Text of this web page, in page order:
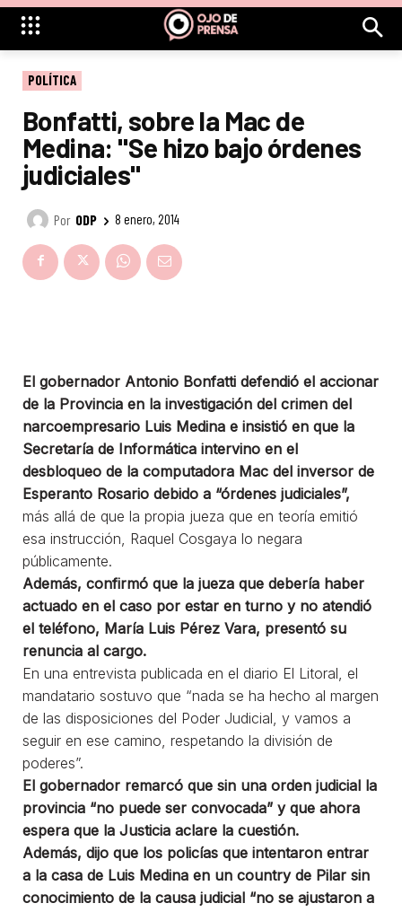
POLÍTICA
Bonfatti, sobre la Mac de
Medina: "Se hizo bajo órdenes
judiciales"
Por ODP 8 enero, 2014
El gobernador Antonio Bonfatti defendió el accionar
de la Provincia en la investigación del crimen del
narcoempresario Luis Medina e insistió en que la
Secretaría de Informática intervino en el
desbloqueo de la computadora Mac del inversor de
Esperanto Rosario debido a “órdenes judiciales”,
más allá de que la propia jueza que en teoría emitió
esa instrucción, Raquel Cosgaya lo negara
públicamente.
Además, confirmó que la jueza que debería haber
actuado en el caso por estar en turno y no atendió
el teléfono, María Luis Pérez Vara, presentó su
renuncia al cargo.
En una entrevista publicada en el diario El Litoral, el
mandatario sostuvo que “nada se ha hecho al margen
de las disposiciones del Poder Judicial, y vamos a
seguir en ese camino, respetando la división de
poderes”.
El gobernador remarcó que sin una orden judicial la
provincia “no puede ser convocada” y que ahora
espera que la Justicia aclare la cuestión.
Además, dijo que los policías que intentaron entrar
a la casa de Luis Medina en un country de Pilar sin
conocimiento de la causa judicial “no se ajustaron a